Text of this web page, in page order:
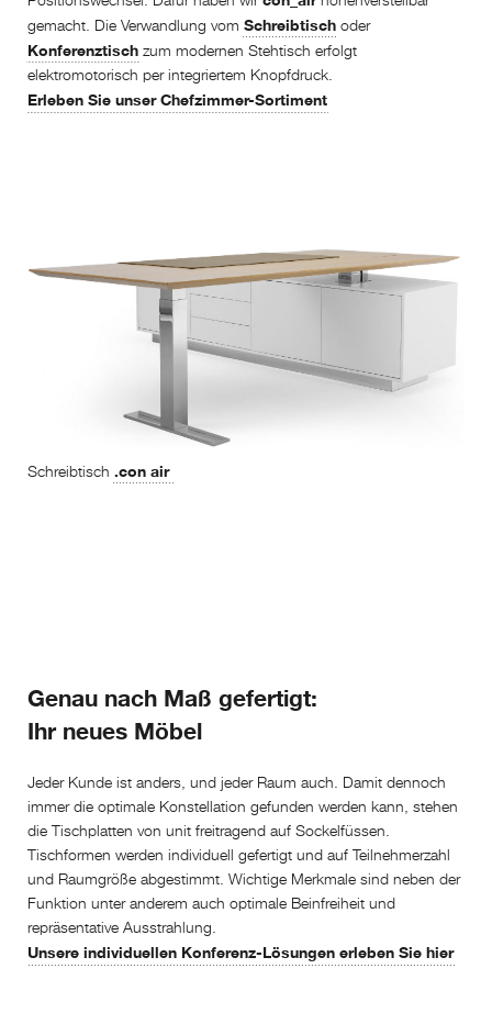
Schreibtisch .con air
gemacht. Die Verwandlung vom Schreibtisch oder
Konferenztisch zum modernen Stehtisch erfolgt
elektromotorisch per integriertem Knopfdruck.
Erleben Sie unser Chefzimmer-Sortiment
Genau nach Maß gefertigt:
Ihr neues Möbel
Jeder Kunde ist anders, und jeder Raum auch. Damit dennoch
immer die optimale Konstellation gefunden werden kann, stehen
die Tischplatten von unit freitragend auf Sockelfüssen.
Tischformen werden individuell gefertigt und auf Teilnehmerzahl
und Raumgröße abgestimmt. Wichtige Merkmale sind neben der
Funktion unter anderem auch optimale Beinfreiheit und
repräsentative Ausstrahlung.
Unsere individuellen Konferenz-Lösungen erleben Sie hier